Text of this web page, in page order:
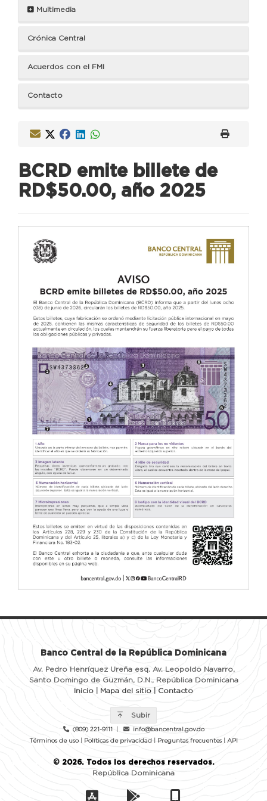
Multimedia
Crónica Central
Acuerdos con el FMI
Contacto
BCRD emite billete de
RD$50.00, año 2025
Banco Central de la República Dominicana
Av. Pedro Henríquez Ureña esq. Av. Leopoldo Navarro,
Santo Domingo de Guzmán, D.N., República Dominicana
Inicio
Mapa del sitio Contacto
Subir
(809) 221-9111
info@bancentral.gov.do
Términos de uso| Políticas de privacidad Preguntas frecuentes| API
© 2026. Todos los derechos reservados.
República Dominicana